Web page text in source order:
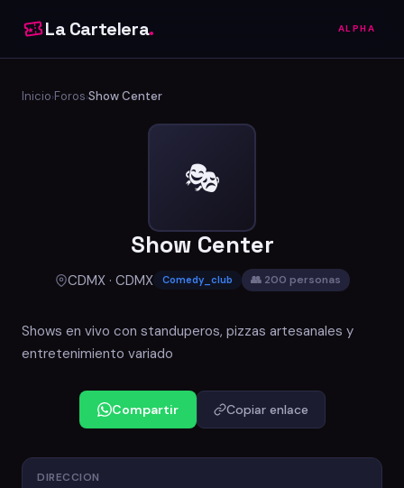
La Cartelera. ALPHA
Inicio›Foros›Show Center
🎭
Show Center
CDMX · CDMX Comedy_club 👥 200 personas
Shows en vivo con standuperos, pizzas artesanales y
entretenimiento variado
Compartir Copiar enlace
DIRECCION